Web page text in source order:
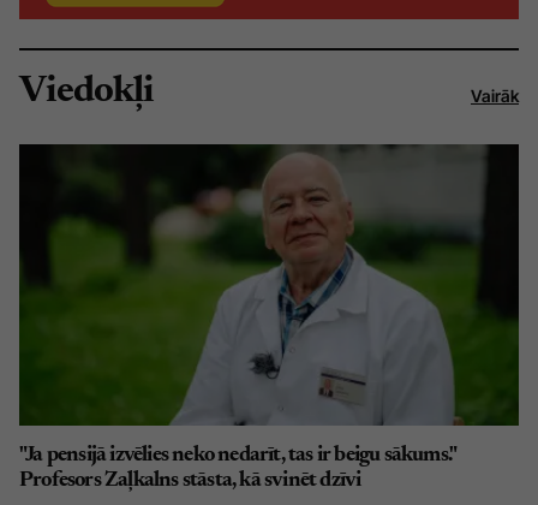
Viedokļi Vairāk
"Ja pensijā izvēlies neko nedarīt, tas ir beigu sākums."
Profesors Zaļkalns stāsta, kā svinēt dzīvi